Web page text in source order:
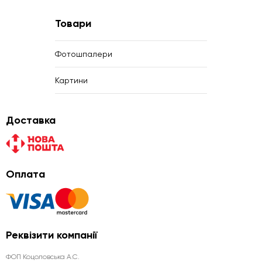
Товари
Фотошпалери
Картини
Доставка
Оплата
Реквізити компанії
ФОП Коцоловська А.С.